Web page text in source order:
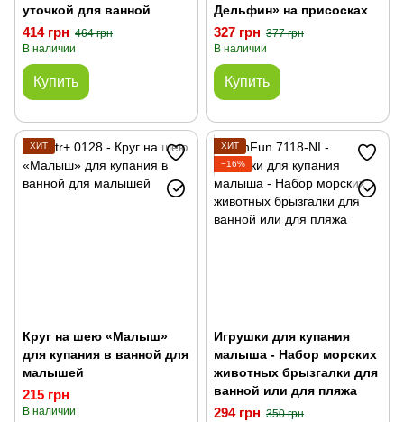
уточкой для ванной
414 грн 464 грн
В наличии
Купить
Дельфин» на присосках
327 грн 377 грн
В наличии
Купить
ХИТ
Круг на шею «Малыш»
для купания в ванной для
малышей
215 грн
В наличии
ХИТ
−16%
Игрушки для купания
малыша - Набор морских
животных брызгалки для
ванной или для пляжа
294 грн 350 грн